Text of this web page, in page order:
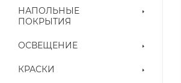
НАПОЛЬНЫЕ
ПОКРЫТИЯ
ОСВЕЩЕНИЕ
КРАСКИ